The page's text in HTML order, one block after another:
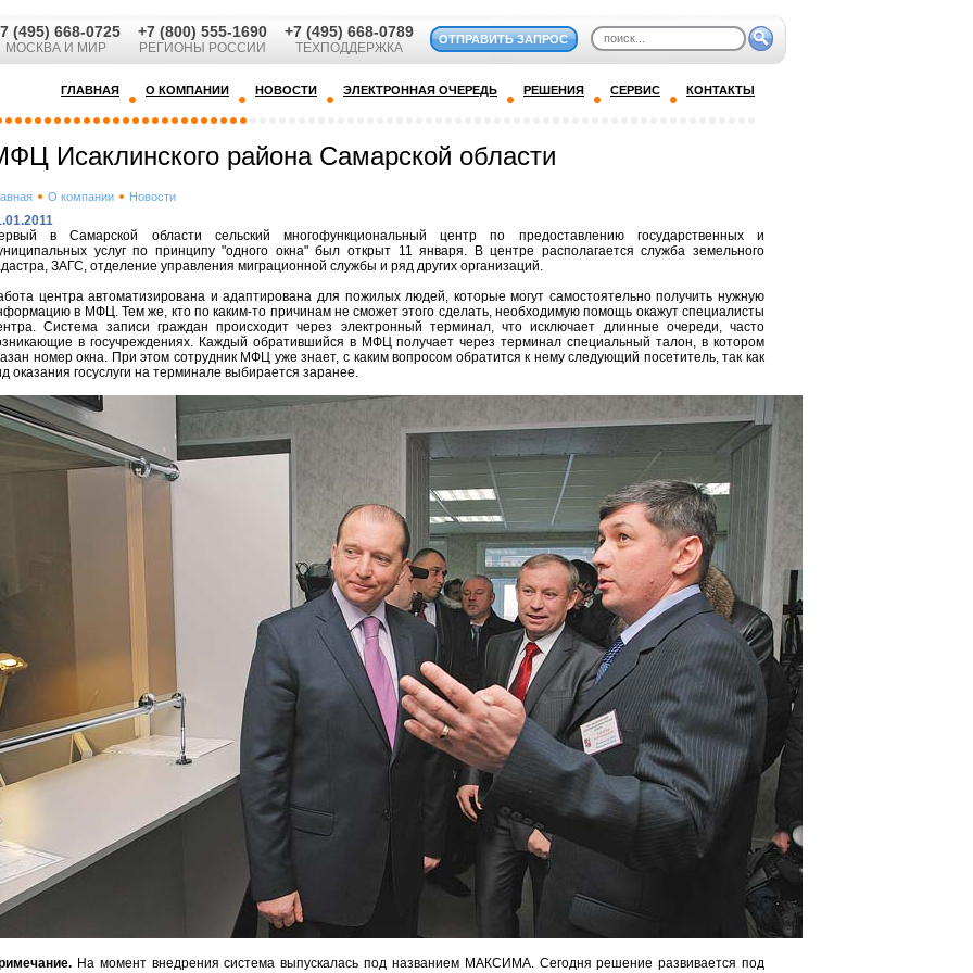
(495) 668-0725
МОСКВА И МИР
+7 (800) 555-1690
РЕГИОНЫ РОССИИ
+7 (495) 668-0789
ТЕХПОДДЕРЖКА
ОТПРАВИТЬ ЗАПРОС
ГЛАВНАЯ О КОМПАНИИ НОВОСТИ ЭЛЕКТРОННАЯ ОЧЕРЕДЬ РЕШЕНИЯ СЕРВИС КОНТАКТЫ
Исаклинского района Самарской области
О компании Новости
в Самарской области сельский многофункциональный центр по предоставлению государственных и
услуг по принципу "одного окна" был открыт 11 января. В центре располагается служба земельного
ЗАГС, отделение управления миграционной службы и ряд других организаций.
центра автоматизирована и адаптирована для пожилых людей, которые могут самостоятельно получить нужную
в МФЦ. Тем же, кто по каким-то причинам не сможет этого сделать, необходимую помощь окажут специалисты
Система записи граждан происходит через электронный терминал, что исключает длинные очереди, часто
в госучреждениях. Каждый обратившийся в МФЦ получает через терминал специальный талон, в котором
номер окна. При этом сотрудник МФЦ уже знает, с каким вопросом обратится к нему следующий посетитель, так как
оказания госуслуги на терминале выбирается заранее.
На момент внедрения система выпускалась под названием МАКСИМА. Сегодня решение развивается под